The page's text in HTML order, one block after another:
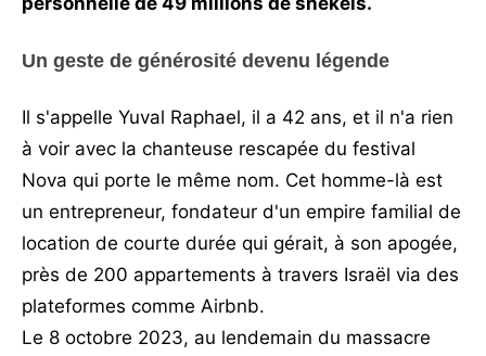
Un geste de générosité devenu légende
Il s'appelle Yuval Raphael, il a 42 ans, et il n'a rien
à voir avec la chanteuse rescapée du festival
Nova qui porte le même nom. Cet homme-là est
un entrepreneur, fondateur d'un empire familial de
location de courte durée qui gérait, à son apogée,
près de 200 appartements à travers Israël via des
plateformes comme Airbnb.
Le 8 octobre 2023, au lendemain du massacre